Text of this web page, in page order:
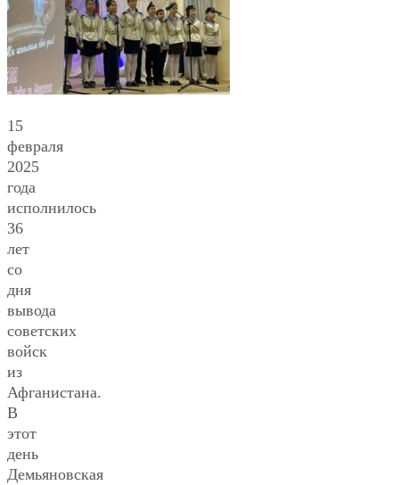
15
февраля
2025
года
исполнилось
36
лет
со
дня
вывода
советских
войск
из
Афганистана.
В
этот
день
Демьяновская